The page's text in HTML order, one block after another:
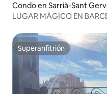
Condo en Sarrià-Sant
LUGAR MÁGICO EN
Superanfitrión
Superanfitrión